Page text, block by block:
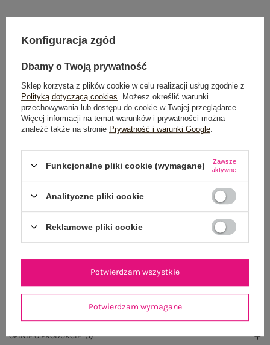
DODAJ DO KOSZYKA
Możesz kupić także poprzez:
Dostawaod 7,99 zł
Wysyłkajutro
100 dni na zwrot
OPINIE O PRODUKCIE (1)
Konfiguracja zgód
Dbamy o Twoją prywatność
Sklep korzysta z plików cookie w celu realizacji usług zgodnie z
Polityką dotyczącą cookies . Możesz określić warunki
przechowywania lub dostępu do cookie w Twojej przeglądarce.
Więcej informacji na temat warunków i prywatności można
znaleźć także na stronie Prywatność i warunki Google
Funkcjonalne pliki cookie (wymagane)
Zawsze
aktywne
Analityczne pliki cookie
Reklamowe pliki cookie
Potwierdzam wymagane
Potwierdzam wszystkie